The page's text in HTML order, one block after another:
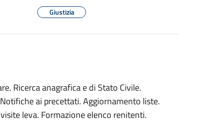
Giustizia
Ricerca anagrafica e di Stato Civile.
ai precettati. Aggiornamento liste.
leva. Formazione elenco renitenti.